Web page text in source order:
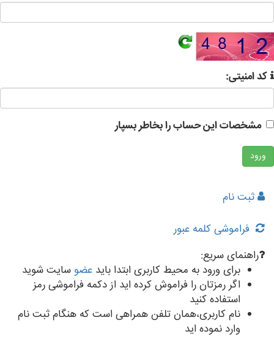
کد امنیتی:
مشخصات این حساب را بخاطر بسپار
ثبت نام
فراموشی کلمه عبور
راهنمای سریع:
برای ورود به محیط کاربری ابتدا باید عضوسایت شوید
اگر رمزتان را فراموش کرده اید از دکمه فراموشی رمز
استفاده کنید
نام کاربری،همان تلفن همراهی است که هنگام ثبت نام
وارد نموده اید